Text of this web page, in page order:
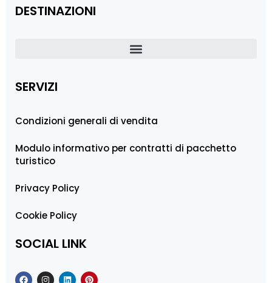
DESTINAZIONI
SERVIZI
Condizioni generali di vendita
Modulo informativo per contratti di pacchetto
turistico
Privacy Policy
Cookie Policy
SOCIAL LINK